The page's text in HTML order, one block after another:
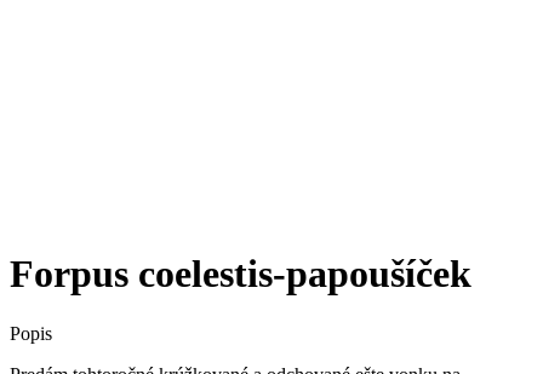
Forpus coelestis-papoušíček
Popis